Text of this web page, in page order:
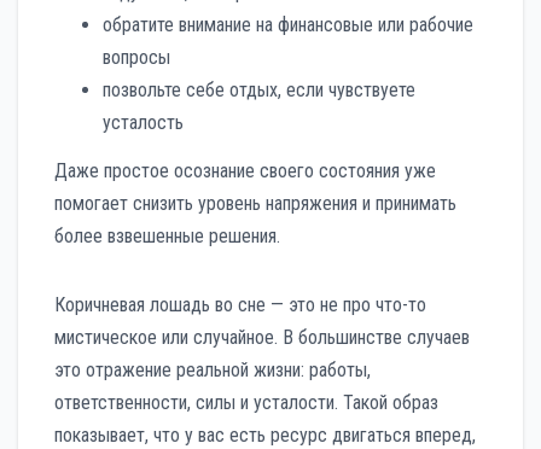
обратите внимание на финансовые или рабочие
вопросы
позвольте себе отдых, если чувствуете
усталость
Даже простое осознание своего состояния уже
помогает снизить уровень напряжения и принимать
более взвешенные решения.
Коричневая лошадь во сне — это не про что-то
мистическое или случайное. В большинстве случаев
это отражение реальной жизни: работы,
ответственности, силы и усталости. Такой образ
показывает, что у вас есть ресурс двигаться вперед,